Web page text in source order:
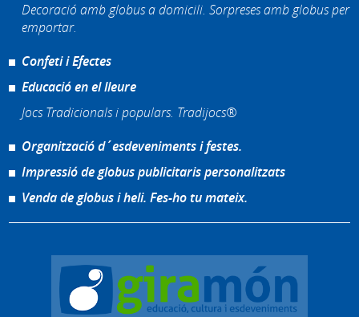
Decoració amb globus a domicili. Sorpreses amb globus per
emportar.
Confeti i Efectes
Educació en el lleure
Jocs Tradicionals i populars. Tradijocs®
Organització d´esdeveniments i festes.
Impressió de globus publicitaris personalitzats
Venda de globus i heli. Fes-ho tu mateix.